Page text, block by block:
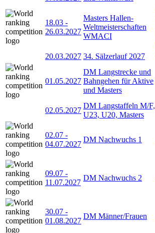
18.03 -
26.03.2027
Masters Hallen-
Weltmeisterschaften
WMACI
20.03.2027 34. Sälzerlauf 2027
01.05.2027
DM Langstrecke und
Bahngehen für Aktive
und Masters
02.05.2027
DM Langstaffeln M/F,
U23, U20, Masters
02.07 -
04.07.2027
DM Nachwuchs 1
09.07 -
11.07.2027
DM Nachwuchs 2
30.07 -
01.08.2027
DM Männer/Frauen